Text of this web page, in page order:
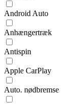
Android Auto
Anhængertræk
Antispin
Apple CarPlay
Auto. nødbremse